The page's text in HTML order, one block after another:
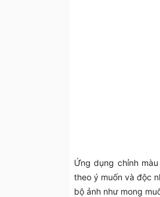
Ứng dụng chỉnh
theo ý muốn và độc
bộ ảnh như mong